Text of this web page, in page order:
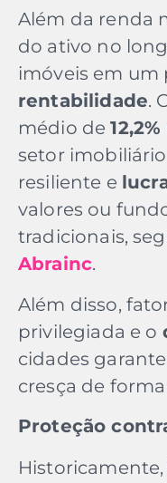
Além da renda
do ativo no
imóveis em um
rentabilidade.
médio de
setor
resiliente e
valores ou
tradicionais,
Abrainc.
Além disso,
privilegiada e o
cidades
cresça de
Proteção